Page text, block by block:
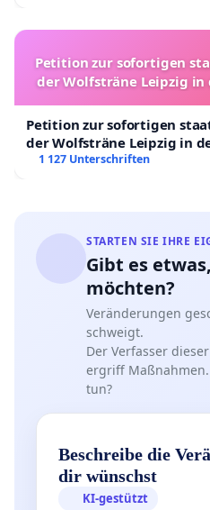
Petition zur sofortigen
der Wolfsträne Leipzig
Petition zur sofortigen
der Wolfsträne Leipzig in
1 127 Unterschriften
STARTEN SIE IHRE
Gibt es
möchten?
Veränderungen
schweigt.
Der Verfasser
ergriff
tun?
Beschreibe die
dir wünschst
KI-gestützt